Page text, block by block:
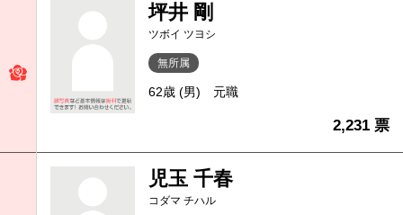
坪井 剛
ツボイ ツヨシ
無所属
62歳 (男) 元職
2,231 票
児玉 千春
コダマ チハル